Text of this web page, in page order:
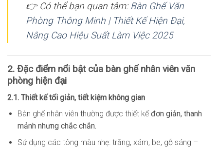
👉 Có thể bạn quan tâm: Bàn Ghế Văn
Phòng Thông Minh | Thiết Kế Hiện Đại,
Nâng Cao Hiệu Suất Làm Việc 2025
2. Đặc điểm nổi bật của bàn ghế nhân viên văn
phòng hiện đại
2.1. Thiết kế tối giản, tiết kiệm không gian
Bàn ghế nhân viên thường được thiết kếđơn giản, thanh
mảnh nhưng chắc chắn.
Sử dụng các tông màu nhẹ: trắng, xám, be, gỗ sáng –